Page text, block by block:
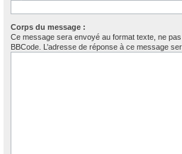
Corps du message :
Ce message sera envoyé au format texte, ne
BBCode. L’adresse de réponse à ce message